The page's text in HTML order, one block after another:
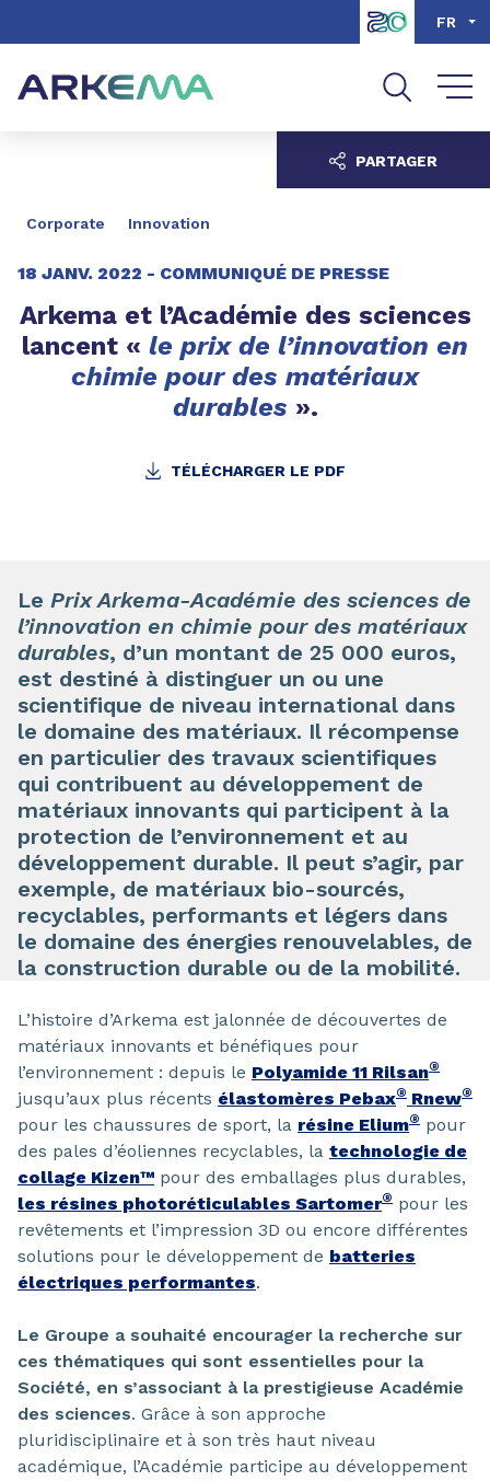
Aller à la recherche
FR
Corporate Innovation
18 JANV. 2022 - COMMUNIQUÉ DE PRESSE
Arkema et l’Académie des sciences
lancent « le prix de l’innovation en
chimie pour des matériaux
durables ».
TÉLÉCHARGER LE PDF
PARTAGER
Le Prix Arkema-Académie des sciences de
l’innovation en chimie pour des matériaux
durables, d’un montant de 25 000 euros,
est destiné à distinguer un ou une
scientifique de niveau international dans
le domaine des matériaux. Il récompense
en particulier des travaux scientifiques
qui contribuent au développement de
matériaux innovants qui participent à la
protection de l’environnement et au
développement durable. Il peut s’agir, par
exemple, de matériaux bio-sourcés,
recyclables, performants et légers dans
le domaine des énergies renouvelables, de
la construction durable ou de la mobilité.
L’histoire d’Arkema est jalonnée de découvertes de
matériaux innovants et bénéfiques pour
l’environnement : depuis le Polyamide 11 Rilsan®
jusqu’aux plus récents élastomères Pebax® Rnew®
pour les chaussures de sport, la résine Elium® pour
des pales d’éoliennes recyclables, la technologie de
collage Kizen™ pour des emballages plus durables,
les résines photoréticulables Sartomer® pour les
revêtements et l’impression 3D ou encore différentes
solutions pour le développement de batteries
électriques performantes.
Le Groupe a souhaité encourager la recherche sur
ces thématiques qui sont essentielles pour la
Société, en s’associant à la prestigieuse Académie
des sciences. Grâce à son approche
pluridisciplinaire et à son très haut niveau
académique, l’Académie participe au développement